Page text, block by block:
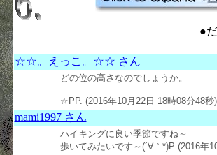
●
☆☆。えっこ。☆☆ さん
どの位の高さなのでしょうか。
☆PP. (2016年10月22日 18時08分48秒)
mami1997 さん
ハイキングに良い季節ですね～
歩いてみたいです～(´∀｀*)P (2016年